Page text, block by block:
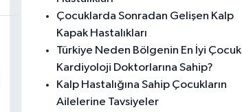
Çocuklarda Sonradan Gelişen Kalp
Kapak Hastalıkları
Türkiye Neden Bölgenin En İyi Çocuk
Kardiyoloji Doktorlarına Sahip?
Kalp Hastalığına Sahip Çocukların
Ailelerine Tavsiyeler